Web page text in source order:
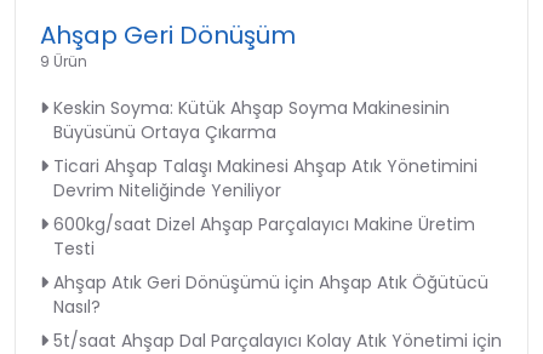
Ahşap Geri Dönüşüm
9 Ürün
Keskin Soyma: Kütük Ahşap Soyma Makinesinin
Büyüsünü Ortaya Çıkarma
Ticari Ahşap Talaşı Makinesi Ahşap Atık Yönetimini
Devrim Niteliğinde Yeniliyor
600kg/saat Dizel Ahşap Parçalayıcı Makine Üretim
Testi
Ahşap Atık Geri Dönüşümü için Ahşap Atık Öğütücü
Nasıl?
5t/saat Ahşap Dal Parçalayıcı Kolay Atık Yönetimi için